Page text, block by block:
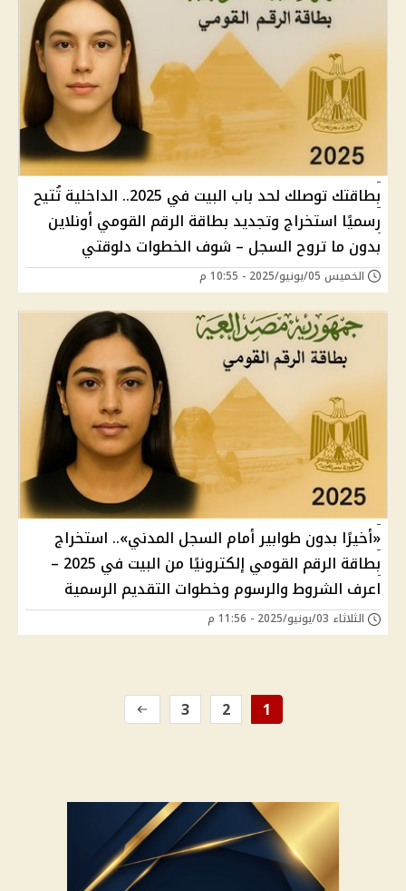
بطاقتك توصلك لحد باب البيت في 2025.. الداخلية تُتيح
رسميًا استخراج وتجديد بطاقة الرقم القومي أونلاين
بدون ما تروح السجل – شوف الخطوات دلوقتي
الخميس 05/يونيو/2025 - 10:55 م
«أخيرًا بدون طوابير أمام السجل المدني».. استخراج
بطاقة الرقم القومي إلكترونيًا من البيت في 2025 –
اعرف الشروط والرسوم وخطوات التقديم الرسمية
الثلاثاء 03/يونيو/2025 - 11:56 م
1
2
3